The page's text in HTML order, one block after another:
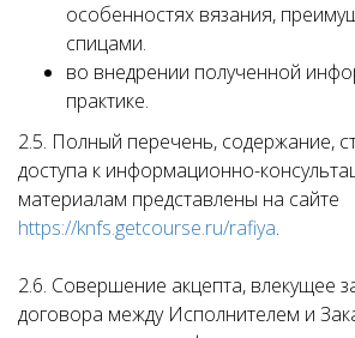
особенностях вязания,
спицами.
во внедрении полученной
практике.
2.5. Полный перечень, содержание,
доступа к информационно-
материалам представлены на сайте
https://knfs.getcourse.ru/rafiya.
2.6. Совершение акцепта, влекущее
договора между Исполнителем и